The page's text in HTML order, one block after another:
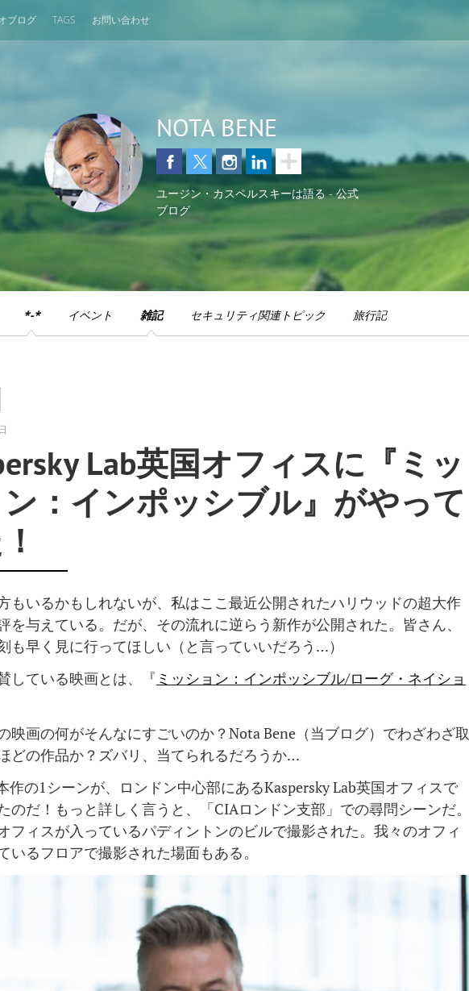
ブログ TAGS お問い合わせ
NOTA BENE
ユージン・カスペルスキーは語る - 公式
ブログ
*-* イベント 雑記 セキュリティ関連トピック 旅行記
Lab英国オフィスに『ミッ
：インポッシブル』がやって
もいるかもしれないが、私はここ最近公開されたハリウッドの超大作
を与えている。だが、その流れに逆らう新作が公開された。皆さん、
も早く見に行ってほしい（と言っていいだろう…）
している映画とは、『 ミッション：インポッシブル/ローグ・ネイショ
映画の何がそんなにすごいのか？Nota Bene（当ブログ）でわざわざ取
どの作品か？ズバリ、当てられるだろうか…
作の1シーンが、ロンドン中心部にあるKaspersky Lab英国オフィスで
のだ！もっと詳しく言うと、「CIAロンドン支部」での尋問シーンだ。
フィスが入っているパディントンのビルで撮影された。我々のオフィ
いるフロアで撮影された場面もある。